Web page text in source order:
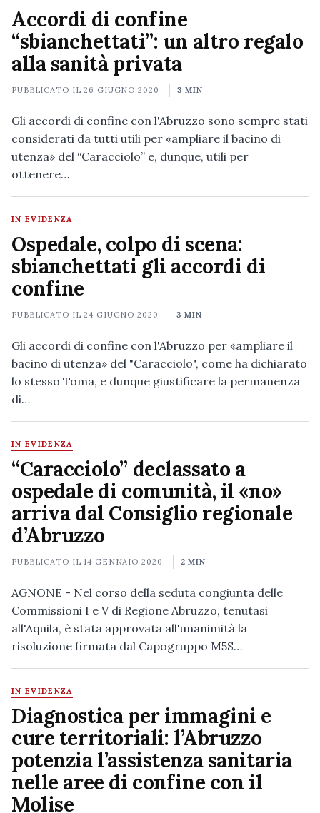
Accordi di confine
“sbianchettati”: un altro regalo
alla sanità privata
PUBBLICATO IL26 GIUGNO 2020 3 MIN
Gli accordi di confine con l'Abruzzo sono sempre stati
considerati da tutti utili per «ampliare il bacino di
utenza» del “Caracciolo” e, dunque, utili per
ottenere…
IN EVIDENZA
Ospedale, colpo di scena:
sbianchettati gli accordi di
confine
PUBBLICATO IL24 GIUGNO 2020 3 MIN
Gli accordi di confine con l'Abruzzo per «ampliare il
bacino di utenza» del "Caracciolo", come ha dichiarato
lo stesso Toma, e dunque giustificare la permanenza
di…
IN EVIDENZA
“Caracciolo” declassato a
ospedale di comunità, il «no»
arriva dal Consiglio regionale
d’Abruzzo
PUBBLICATO IL14 GENNAIO 2020 2 MIN
AGNONE - Nel corso della seduta congiunta delle
Commissioni I e V di Regione Abruzzo, tenutasi
all'Aquila, è stata approvata all'unanimità la
risoluzione firmata dal Capogruppo M5S…
IN EVIDENZA
Diagnostica per immagini e
cure territoriali: l’Abruzzo
potenzia l’assistenza sanitaria
nelle aree di confine con il
Molise